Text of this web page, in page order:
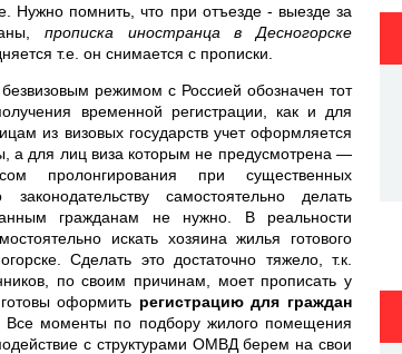
Нужно помнить, что при отъезде - выезде за
прописка иностранца в Десногорске
т.е. он снимается с прописки.
режимом с Россией обозначен тот
временной регистрации, как и для
из визовых государств учет оформляется
а для лиц виза которым не предусмотрена —
пролонгирования при существенных
законодательству самостоятельно делать
гражданам не нужно. В реальности
искать хозяина жилья готового
Сделать это достаточно тяжело, т.к.
по своим причинам, моет прописать у
оформить регистрацию для граждан
Все моменты по подбору жилого помещения
с структурами ОМВД берем на свои